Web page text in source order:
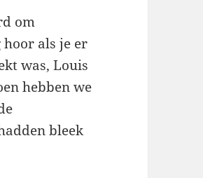
om
hoor als je er
was, Louis
hebben we
bleek